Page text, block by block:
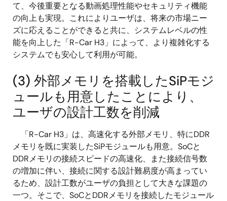
て、今後重要となる動画処理性能やセキュリティ機能
の向上も実現。これによりユーザは、将来の市場ニー
ズに応えることができると共に、システムレベルの性
能を向上した「R-Car H3」によって、より複雑化する
システムでも安心して利用が可能。
(3) 外部メモリを搭載したSiPモジ
ュールも用意したことにより、
ユーザの設計工数を削減
「R-Car H3」は、高速化する外部メモリ、特にDDR
メモリを既に実装したSiPモジュールも用意。SoCと
DDRメモリの接続スピードの高速化、また接続信号数
の増加に伴い、接続に関する設計難易度が高まってい
るため、設計工数がユーザの負担として大きな課題の
一つ。そこで、SoCとDDRメモリを接続したモジュール